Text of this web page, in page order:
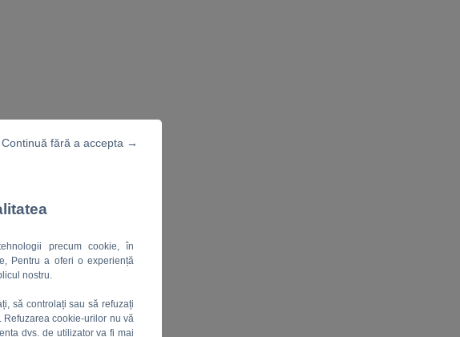
precum cookie, în
Pentru a oferi o experiență
nostru.
să controlați sau să refuzați
cookie-urilor nu vă
dvs. de utilizator va fi mai
Continuă fără a accepta →